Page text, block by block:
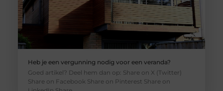
Heb je een vergunning nodig voor een veranda?
Goed artikel? Deel hem dan op: Share on X (Twitter)
Share on Facebook Share on Pinterest Share on